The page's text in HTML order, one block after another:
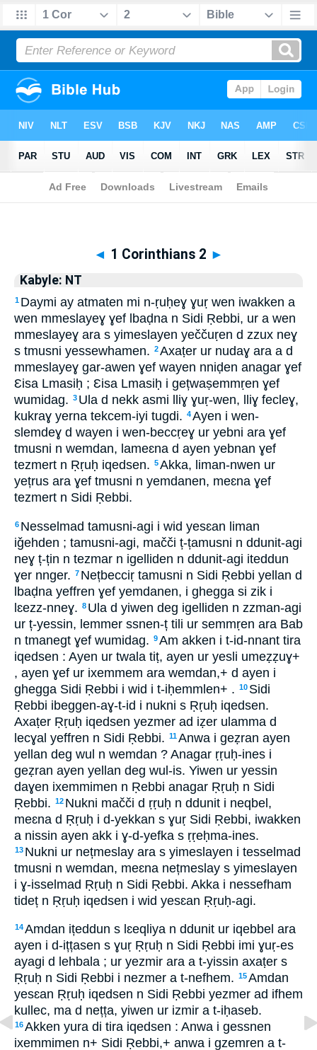
Biblia>Kabyle: NT> 1 Corinthians 2
◄ 1 Corinthians 2 ►
Kabyle: NT
1 Daymi ay atmaten mi n-ṛuḥeɣ ɣuṛ wen iwakken a
wen mmeslayeɣ ɣef lbaḍna n Sidi Ṛebbi, ur a wen
mmeslayeɣ ara s yimeslayen yeččuṛen d zzux neɣ
s tmusni yessewhamen. 2Axaṭer ur nudaɣ ara a d
mmeslayeɣ gar-awen ɣef wayen nniḍen anagar ɣef
Ɛisa Lmasiḥ ; Ɛisa Lmasiḥ i gețwaṣemmṛen ɣef
wumidag. 3 Ula d nekk asmi lliɣ ɣuṛ-wen, lliɣ fecleɣ,
kukraɣ yerna tekcem-iyi tugdi. 4Ayen i wen-
slemdeɣ d wayen i wen-beccṛeɣ ur yebni ara ɣef
tmusni n wemdan, lameɛna d ayen yebnan ɣef
tezmert n Ṛṛuḥ iqedsen. 5Akka, liman-nwen ur
yețrus ara ɣef tmusni n yemdanen, meɛna ɣef
tezmert n Sidi Ṛebbi.
6 Nesselmad tamusni-agi i wid yesɛan liman
iǧehden ; tamusni-agi, mačči ț-țamusni n ddunit-agi
neɣ ț-țin n tezmar n igelliden n ddunit-agi iteddun
ɣer nnger. 7 Nețbecciṛ tamusni n Sidi Ṛebbi yellan d
lbaḍna yeffren ɣef yemdanen, i ghegga si zik i
lɛezz-nneɣ. 8 Ula d yiwen deg igelliden n zzman-agi
ur ț-yessin, lemmer ssnen-ț tili ur semmṛen ara Bab
n tmanegt ɣef wumidag. 9Am akken i t-id-nnant tira
iqedsen : Ayen ur twala tiṭ, ayen ur yesli umeẓẓuɣ+
, ayen ɣef ur ixemmem ara wemdan,+ d ayen i
ghegga Sidi Ṛebbi i wid i t-iḥemmlen+ . 10 Sidi
Ṛebbi ibeggen-aɣ-t-id i nukni s Ṛṛuḥ iqedsen.
Axaṭer Ṛṛuḥ iqedsen yezmer ad iẓer ulamma d
lecɣal yeffren n Sidi Ṛebbi. 11Anwa i geẓran ayen
yellan deg wul n wemdan ? Anagar ṛṛuḥ-ines i
geẓran ayen yellan deg wul-is. Yiwen ur yessin
daɣen ixemmimen n Ṛebbi anagar Ṛṛuḥ n Sidi
Ṛebbi. 12 Nukni mačči d ṛṛuḥ n ddunit i neqbel,
meɛna d Ṛṛuḥ i d-yekkan s ɣuṛ Sidi Ṛebbi, iwakken
a nissin ayen akk i ɣ-d-yefka s ṛṛeḥma-ines.
13 Nukni ur nețmeslay ara s yimeslayen i tesselmad
tmusni n wemdan, meɛna nețmeslay s yimeslayen
i ɣ-isselmad Ṛṛuḥ n Sidi Ṛebbi. Akka i nessefham
tideț n Ṛṛuḥ iqedsen i wid yesɛan Ṛṛuḥ-agi.
14Amdan ițeddun s lɛeqliya n ddunit ur iqebbel ara
ayen i d-ițțasen s ɣuṛ Ṛṛuḥ n Sidi Ṛebbi imi ɣuṛ-es
ayagi d lehbala ; ur yezmir ara a t-yissin axaṭer s
Ṛṛuḥ n Sidi Ṛebbi i nezmer a t-nefhem. 15Amdan
yesɛan Ṛṛuḥ iqedsen n Sidi Ṛebbi yezmer ad ifhem
kullec, ma d nețța, yiwen ur izmir a t-iḥaseb.
16Akken yura di tira iqedsen : Anwa i gessnen
ixemmimen n+ Sidi Ṛebbi,+ anwa i gzemren a t-